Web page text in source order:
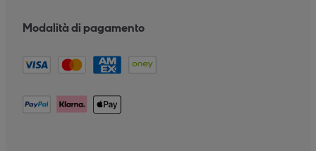
Modalità di pagamento